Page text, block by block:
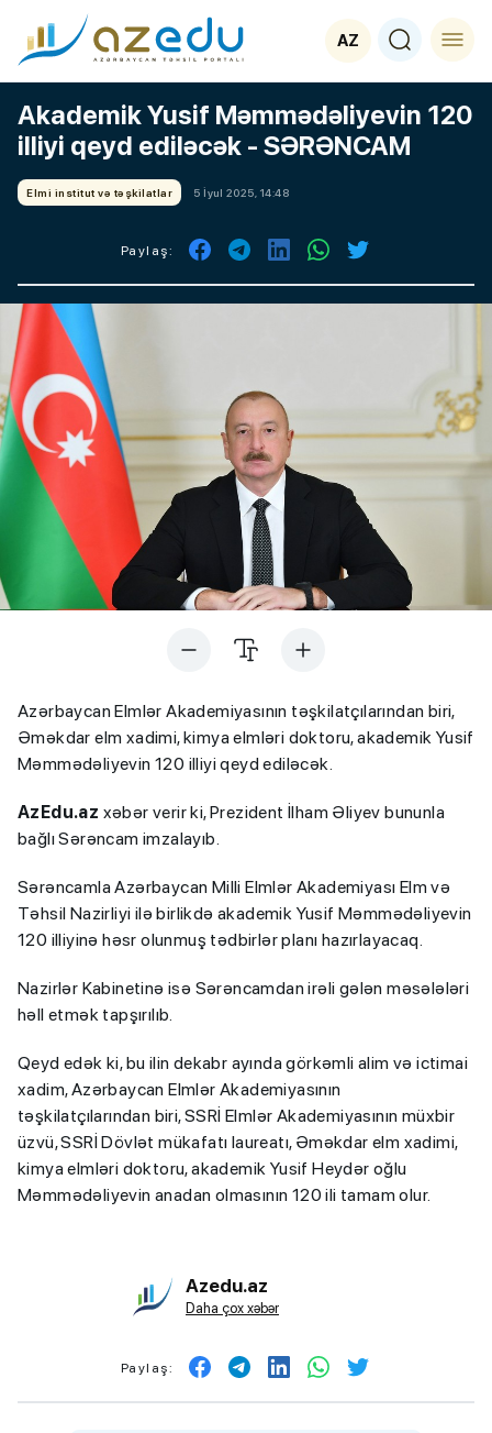
AZ
Akademik Yusif Məmmədəliyevin 120
illiyi qeyd ediləcək - SƏRƏNCAM
Elmi institut və təşkilatlar 5 İyul 2025, 14:48
Paylaş:
Azərbaycan Elmlər Akademiyasının təşkilatçılarından biri,
Əməkdar elm xadimi, kimya elmləri doktoru, akademik Yusif
Məmmədəliyevin 120 illiyi qeyd ediləcək.
AzEdu.az xəbər verir ki, Prezident İlham Əliyev bununla
bağlı Sərəncam imzalayıb.
Sərəncamla Azərbaycan Milli Elmlər Akademiyası Elm və
Təhsil Nazirliyi ilə birlikdə akademik Yusif Məmmədəliyevin
120 illiyinə həsr olunmuş tədbirlər planı hazırlayacaq.
Nazirlər Kabinetinə isə Sərəncamdan irəli gələn məsələləri
həll etmək tapşırılıb.
Qeyd edək ki, bu ilin dekabr ayında görkəmli alim və ictimai
xadim, Azərbaycan Elmlər Akademiyasının
təşkilatçılarından biri, SSRİ Elmlər Akademiyasının müxbir
üzvü, SSRİ Dövlət mükafatı laureatı, Əməkdar elm xadimi,
kimya elmləri doktoru, akademik Yusif Heydər oğlu
Məmmədəliyevin anadan olmasının 120 ili tamam olur.
Azedu.az
Daha çox xəbər
Paylaş: